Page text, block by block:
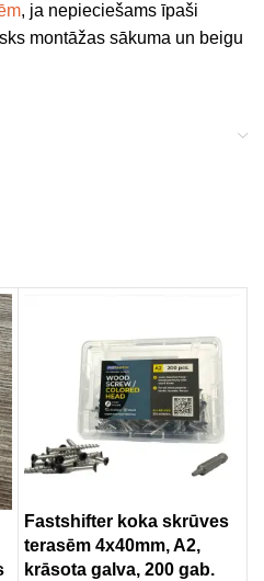
, ja nepieciešams īpaši
montāžas sākuma un beigu
Fastshifter koka skrūves
terasēm 4x40mm, A2,
krāsota galva, 200 gab.